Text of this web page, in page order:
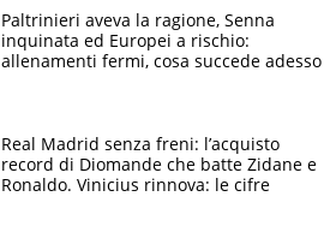
Paltrinieri aveva la ragione, Senna
inquinata ed Europei a rischio:
allenamenti fermi, cosa succede adesso
Real Madrid senza freni: l’acquisto
record di Diomande che batte Zidane e
Ronaldo. Vinicius rinnova: le cifre